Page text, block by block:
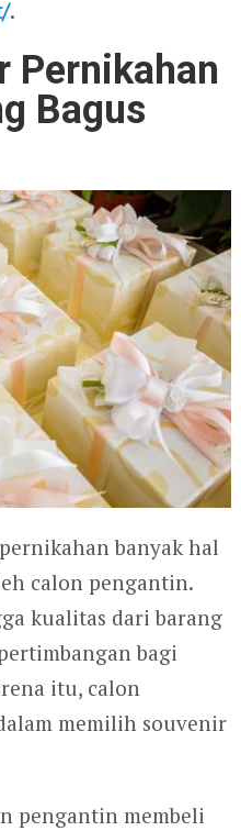
.
Pernikahan
Bagus
banyak hal
calon pengantin.
kualitas dari barang
bagi
itu, calon
memilih souvenir
pengantin membeli